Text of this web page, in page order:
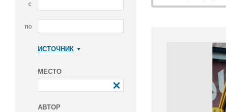
с
по
ИСТОЧНИК
МЕСТО
АВТОР